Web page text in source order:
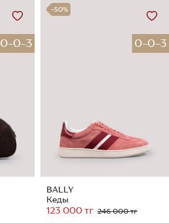
0-0-3
-50%
0-0-3
BALLY
Кеды
123 000 тг 246 000 тг